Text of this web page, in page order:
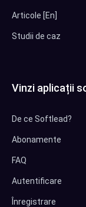
Articole [En]
Studii de caz
Vinzi aplicații
De ce Softlead?
Abonamente
FAQ
Autentificare
Înregistrare